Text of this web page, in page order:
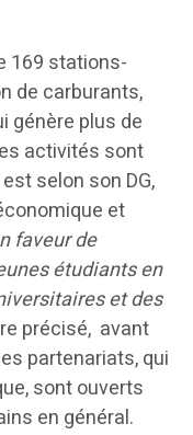
169 stations-
de carburants,
génère plus de
activités sont
selon son DG,
et
faveur de
étudiants en
et des
précisé, avant
partenariats, qui
sont ouverts
en général.